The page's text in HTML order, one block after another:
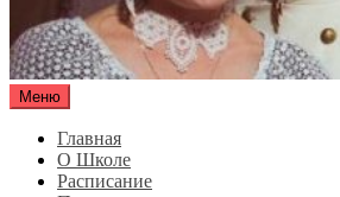
Olirna-vl.ru
Школа исторического танца "Олирна"
Меню
Главная
О Школе
Расписание